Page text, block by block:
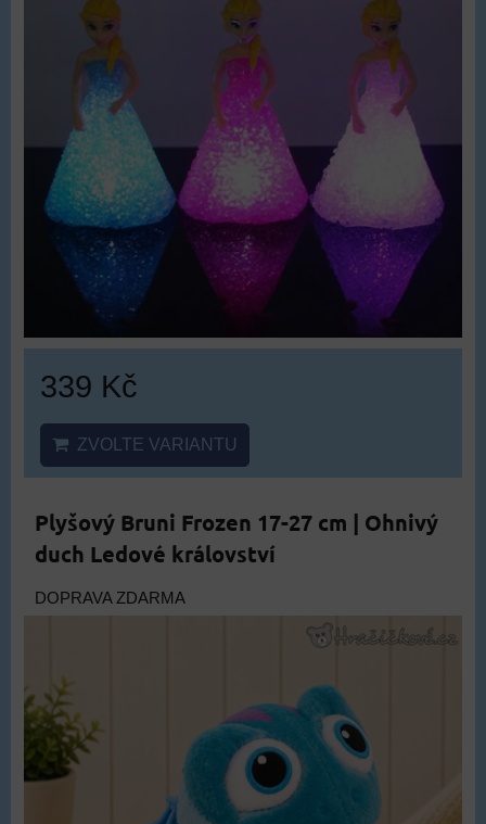
339 Kč
ZVOLTE VARIANTU
Plyšový Bruni Frozen 17-27 cm | Ohnivý
duch Ledové království
DOPRAVA ZDARMA